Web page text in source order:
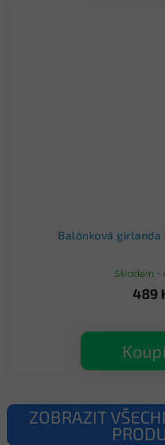
Balónková girlanda
Skladem -
489
ZOBRAZIT